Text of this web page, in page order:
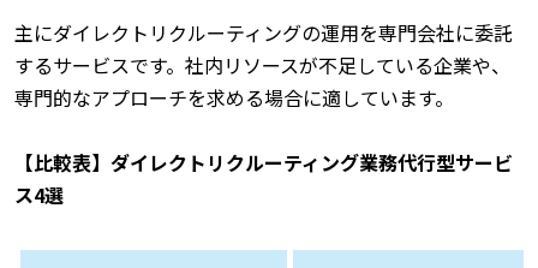
主にダイレクトリクルーティングの運用を専門会社に委託
するサービスです。社内リソースが不足している企業や、
専門的なアプローチを求める場合に適しています。
【比較表】ダイレクトリクルーティング業務代行型サービ
ス4選